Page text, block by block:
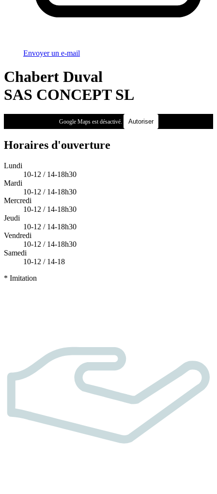
Envoyer un e-mail
Chabert Duval
SAS CONCEPT SL
Google Maps est désactivé. Autoriser
Horaires d'ouverture
Lundi
10-12 / 14-18h30
Mardi
10-12 / 14-18h30
Mercredi
10-12 / 14-18h30
Jeudi
10-12 / 14-18h30
Vendredi
10-12 / 14-18h30
Samedi
10-12 / 14-18
* Imitation